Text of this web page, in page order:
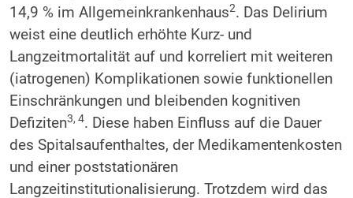
14,9 % im Allgemeinkrankenhaus2. Das Delirium
weist eine deutlich erhöhte Kurz- und
Langzeitmortalität auf und korreliert mit weiteren
(iatrogenen) Komplikationen sowie funktionellen
Einschränkungen und bleibenden kognitiven
Defiziten3, 4. Diese haben Einfluss auf die Dauer
des Spitalsaufenthaltes, der Medikamentenkosten
und einer poststationären
Langzeitinstitutionalisierung. Trotzdem wird das